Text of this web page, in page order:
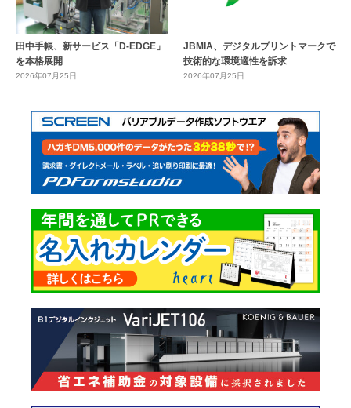
田中手帳、新サービス「D-EDGE」
を本格展開
2026年07月25日
JBMIA、デジタルプリントマークで
技術的な環境適性を訴求
2026年07月25日